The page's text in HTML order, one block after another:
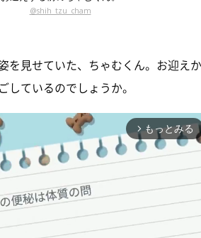
@shih_tzu_cham
を見せていた、ちゃむくん。お迎え
ているのでしょうか。
arrow_forward_ios もっとみる